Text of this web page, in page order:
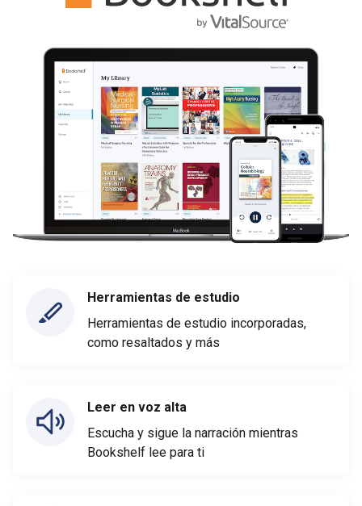
Herramientas de estudio
Herramientas de estudio incorporadas,
como resaltados y más
Leer en voz alta
Escucha y sigue la narración mientras
Bookshelf lee para ti